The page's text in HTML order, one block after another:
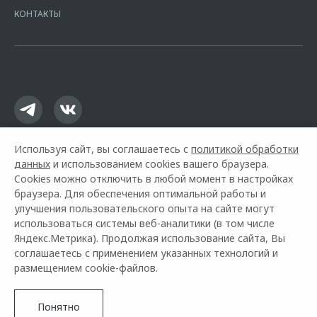
16.01.2015. Предложение ограничено и не является публичной
КОНТАКТЫ
Горячая линия OMODA: +7 (861) 213-81-84
© 2026 Квазар Краснодар
Используя сайт, вы соглашаетесь с политикой обработки
данных и использованием cookies вашего браузера.
Cookies можно отключить в любой момент в настройках
браузера. Для обеспечения оптимальной работы и
улучшения пользовательского опыта на сайте могут
использоваться системы веб-аналитики (в том числе
Яндекс.Метрика). Продолжая использование сайта, Вы
соглашаетесь с применением указанных технологий и
размещением cookie-файлов.
Понятно